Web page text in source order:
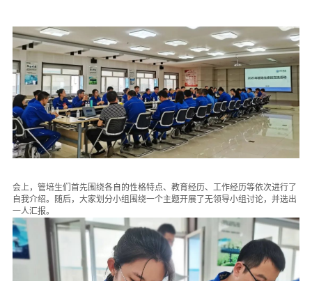
君正产业
投资者关系
招标采购
人才招聘
会上，管培生们首先围绕各自的性格特点、教育经历、工作经历等依次进行了
自我介绍。随后，大家划分小组围绕一个主题开展了无领导小组讨论，并选出
一人汇报。